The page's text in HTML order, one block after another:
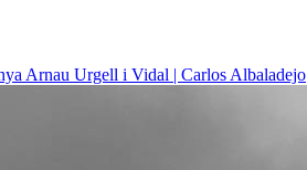
Arnau Urgell i Vidal | Carlos Albaladejo